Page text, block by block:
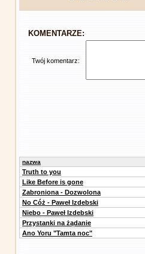
KOMENTARZE:
Twój komentarz:
nazwa
Truth to you
Like Before is gone
Zabroniona - Dozwolona
No Cóż - Paweł Izdebski
Niebo - Paweł Izdebski
Przystanki na żądanie
Ano Yoru "Tamta noc"